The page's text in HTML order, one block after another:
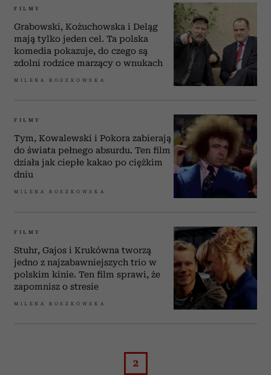
FILMY
Grabowski, Kożuchowska i Deląg
mają tylko jeden cel. Ta polska
komedia pokazuje, do czego są
zdolni rodzice marzący o wnukach
MILENA ROSZKOWSKA
FILMY
Tym, Kowalewski i Pokora zabierają
do świata pełnego absurdu. Ten film
działa jak ciepłe kakao po ciężkim
dniu
MILENA ROSZKOWSKA
FILMY
Stuhr, Gajos i Krukówna tworzą
jedno z najzabawniejszych trio w
polskim kinie. Ten film sprawi, że
zapomnisz o stresie
MILENA ROSZKOWSKA
2